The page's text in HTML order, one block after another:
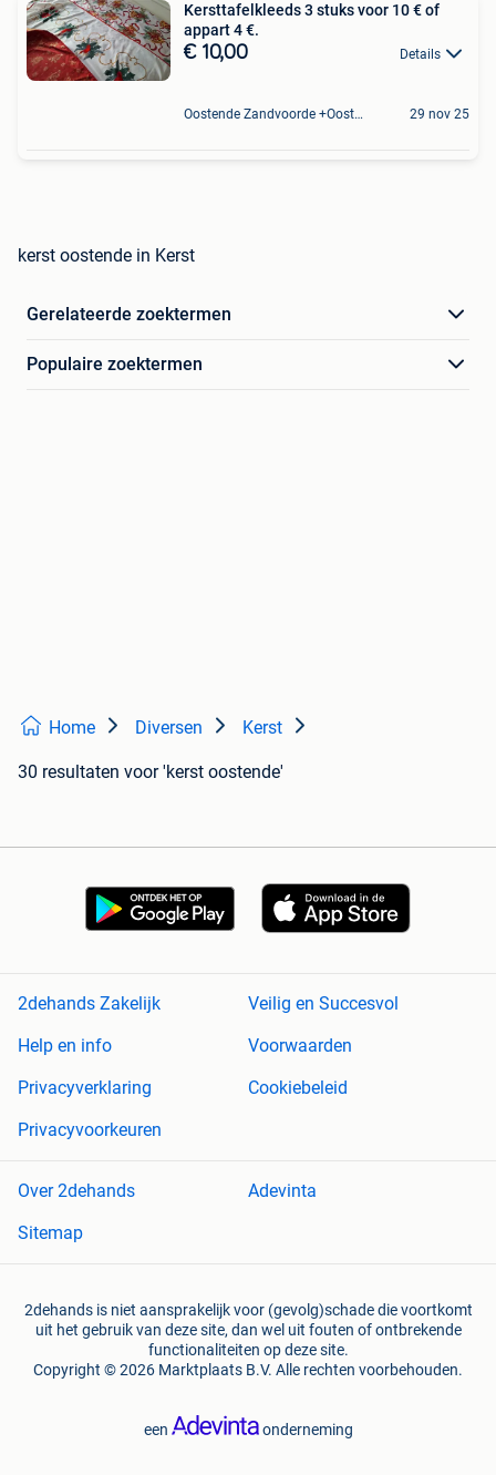
Kersttafelkleeds 3 stuks voor 10 € of
appart 4 €.
€ 10,00 Details
Oostende Zandvoorde +Oostende 29 nov 25
kerst oostende in Kerst
Gerelateerde zoektermen
Populaire zoektermen
Home Diversen Kerst
30 resultaten voor 'kerst oostende'
2dehands Zakelijk
Veilig en Succesvol
Help en info
Voorwaarden
Privacyverklaring
Cookiebeleid
Privacyvoorkeuren
Over 2dehands
Adevinta
Sitemap
2dehands is niet aansprakelijk voor (gevolg)schade die voortkomt
uit het gebruik van deze site, dan wel uit fouten of ontbrekende
functionaliteiten op deze site.
Copyright © 2026 Marktplaats B.V. Alle rechten voorbehouden.
een onderneming